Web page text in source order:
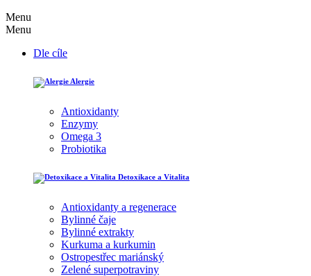
Menu
Menu
Dle cíle
Alergie
Antioxidanty
Enzymy
Omega 3
Probiotika
Detoxikace a Vitalita
Antioxidanty a regenerace
Bylinné čaje
Bylinné extrakty
Kurkuma a kurkumin
Ostropestřec mariánský
Zelené superpotraviny